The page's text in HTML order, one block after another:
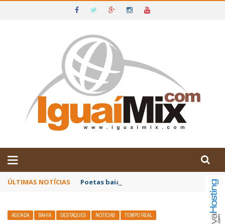
IGUAÍ E SUDOESTE DA BAHIA
ÚLTIMAS NOTÍCIAS Poetas baianos representam o Brasil no
AGENDA BAHIA DESTAQUES NOTÍCIAS TEMPO REAL